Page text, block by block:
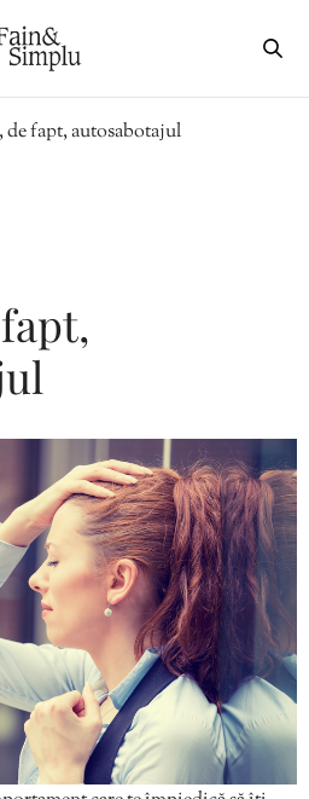
de fapt, autosabotajul